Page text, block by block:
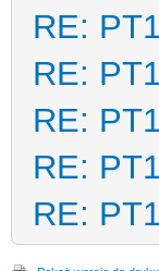
RE:
RE:
RE:
RE:
RE: